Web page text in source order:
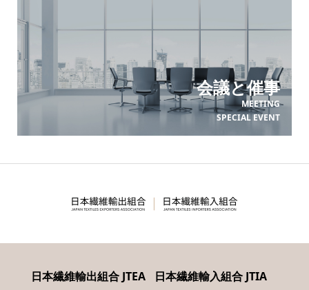
会議と催事
MEETING
SPECIAL EVENT
日本繊維輸出組合 JTEA 日本繊維輸入組合 JTIA